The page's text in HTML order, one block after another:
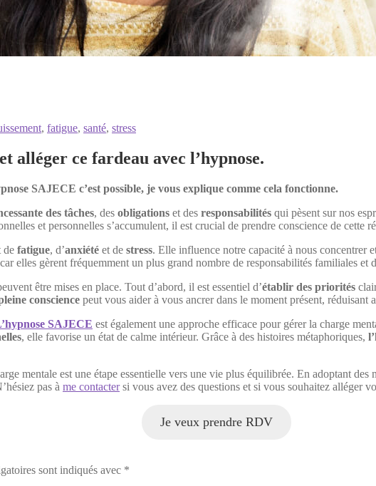
, fatigue, santé, stress
alléger ce fardeau avec l’hypnose.
SAJECE c’est possible, je vous explique comme cela fonctionne.
des tâches, des obligations et des responsabilités qui pèsent sur nos
et personnelles s’accumulent, il est crucial de prendre conscience de cette
de fatigue, d’anxiété et de stress. Elle influence notre capacité à nous concentrer
elles gèrent fréquemment un plus grand nombre de responsabilités familiales et
être mises en place. Tout d’abord, il est essentiel d’établir des priorités
conscience peut vous aider à vous ancrer dans le moment présent, réduisant
SAJECE est également une approche efficace pour gérer la charge
, elle favorise un état de calme intérieur. Grâce à des histoires métaphoriques,
mentale est une étape essentielle vers une vie plus équilibrée. En adoptant
pas à me contactersi vous avez des questions et si vous souhaitez alléger
Je veux prendre RDV
sont indiqués avec *